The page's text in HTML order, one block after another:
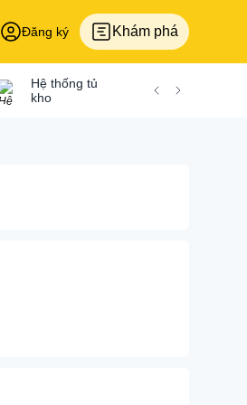
Đăng ký Khám phá
Hệ thống tủ
kho
Giá chén đĩa
để bàn